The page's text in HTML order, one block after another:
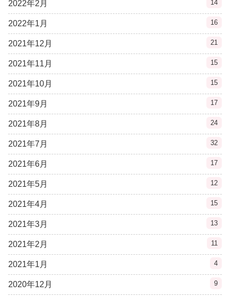
2022年2月 14
2022年1月 16
2021年12月 21
2021年11月 15
2021年10月 15
2021年9月 17
2021年8月 24
2021年7月 32
2021年6月 17
2021年5月 12
2021年4月 15
2021年3月 13
2021年2月 11
2021年1月 4
2020年12月 9